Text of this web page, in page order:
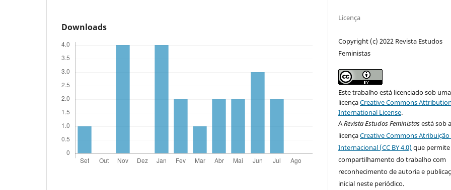
Downloads
Licença
Copyright (c) 2022 Revista Estudos
Feministas
Este trabalho está licenciado sob uma
licençaCreative Commons
International License.
ARevista Estudos Feministasestá sob a
licençaCreative Commons Atribuição
Internacional (CC BY 4.0) que
compartilhamento do trabalho com
reconhecimento de autoria e
inicial neste periódico.